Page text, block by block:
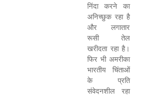
निंदा करने का
अनिच्छुक रहा है
और लगातार
रूसी तेल
खरीदता रहा है।
फिर भी अमरीका
भारतीय चिंताओं
के प्रति
संवेदनशील रहा